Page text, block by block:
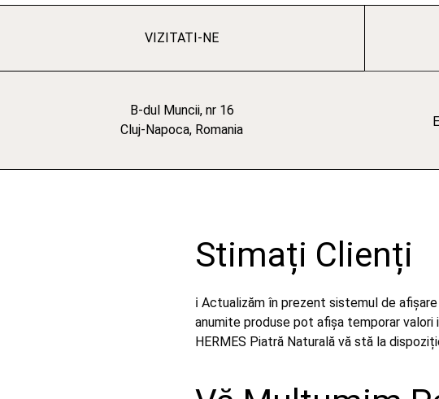
VIZITATI-NE
B-dul Muncii, nr 16
Cluj-Napoca, Romania
Stimați Clienți
ℹ️ Actualizăm în prezent sistemul de
anumite produse pot afișa temporar
HERMES Piatră Naturală vă stă la